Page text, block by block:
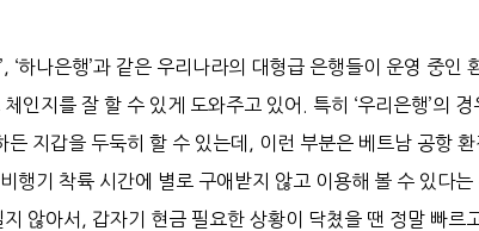
‘하나은행’과 같은 우리나라의 대형급 은행들이 운영 중인
인지를 잘 할 수 있게 도와주고 있어. 특히 ‘우리은행’의 경
지갑을 두둑히 할 수 있는데, 이런 부분은 베트남 공항 환
행기 착륙 시간에 별로 구애받지 않고 이용해 볼 수 있다는
않아서, 갑자기 현금 필요한 상황이 닥쳤을 땐 정말 빠르